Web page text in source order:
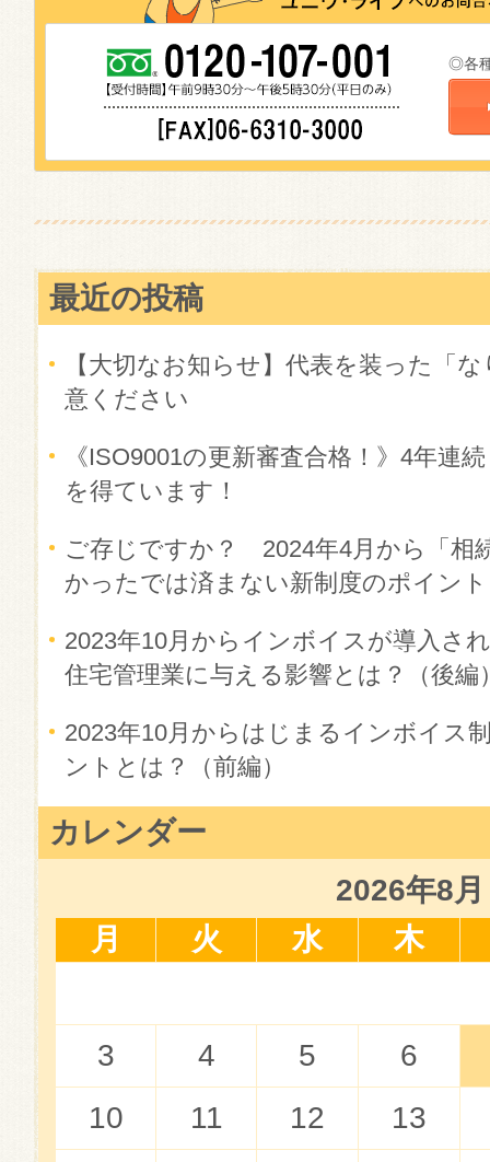
◎各
最近の投稿
【大切なお知らせ】代表を装った「
意ください
《ISO9001の更新審査合格！》4年連
を得ています！
ご存じですか？ 2024年4月から「相
かったでは済まない新制度のポイント
2023年10月からインボイスが導入さ
住宅管理業に与える影響とは？（後編
2023年10月からはじまるインボイス
ントとは？（前編）
カレンダー
2026年8月
月
火 水 木
3 4 5
6
10
11 12
13